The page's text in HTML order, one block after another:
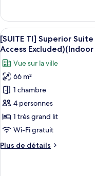
Deluxe
Twin(Indoor
Pool
Access
Only)
+
Hanbok
Bear
Keyring
2EA
per
stay
[OTA
HANBOK]
Deluxe
Twin(Indoor
Access
Only)
+
Hanbok
Bear
2EA
per
Afficher
toutes
les
photos
pour
ce
type
de
chambre :
TI]
4
[SUITE TI] Superior
Access
Vue sur la ville
66 m²
1 chambre
4 personnes
1 très grand lit
Wi-Fi gratuit
Plus de détails
Plus